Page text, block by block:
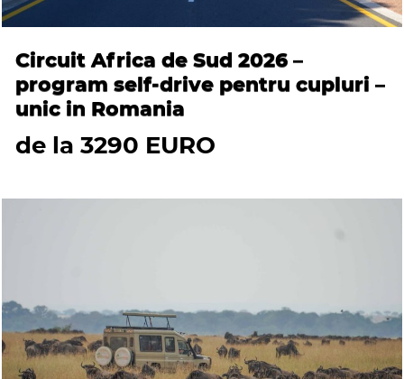
Circuit Africa de Sud 2026 –
program self-drive pentru cupluri –
unic in Romania
de la 3290 EURO